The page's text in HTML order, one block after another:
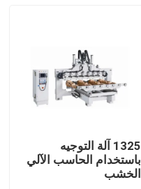
1325 آلة التوجيه
باستخدام الحاسب الآلي
الخشب